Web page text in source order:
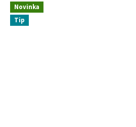
Novinka
Tip